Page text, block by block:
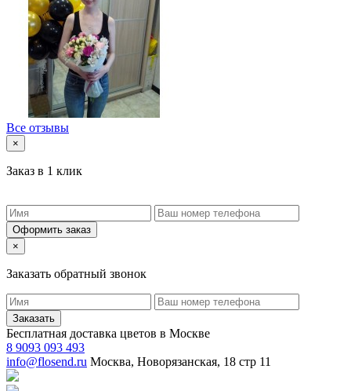
Все отзывы
×
Заказ в 1 клик
Оформить заказ
×
Заказать обратный звонок
Заказать
Бесплатная доставка цветов в Москве
8 9093 093 493
info@flosend.ru Москва, Новорязанская, 18 стр 11